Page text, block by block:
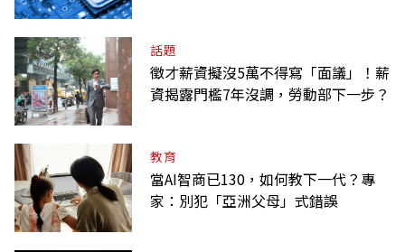
話題
徵才薪資擬沒5萬不得寫「面議」！薪
資揭露門檻7年沒調，勞動部下一步？
教育
當AI智商已130，如何教下一代？專
家：別犯「亞洲父母」式錯誤